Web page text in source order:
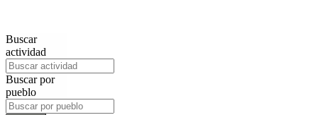
Buscar
actividad
Buscar por
pueblo